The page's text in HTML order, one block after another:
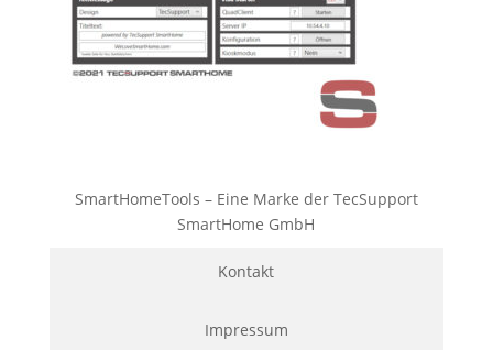
SmartHomeTools – Eine Marke der TecSupport
SmartHome GmbH
Kontakt
Impressum